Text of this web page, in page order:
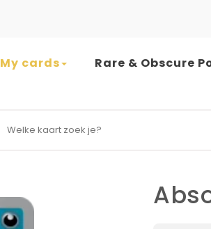
My cards Rare & Obscure